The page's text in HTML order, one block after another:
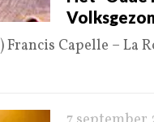
Francis Capelle – La